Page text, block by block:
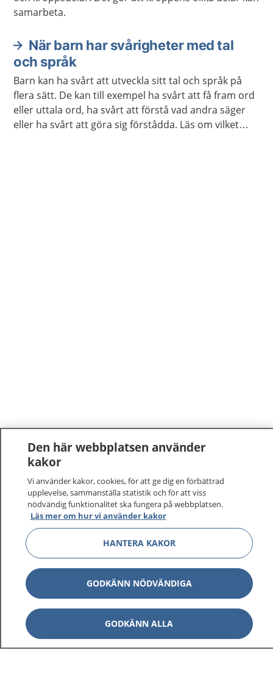
samarbeta.
När barn har svårigheter med tal
och språk
Barn kan ha svårt att utveckla sitt tal och språk på
flera sätt. De kan till exempel ha svårt att få fram ord
eller uttala ord, ha svårt att förstå vad andra säger
eller ha svårt att göra sig förstådda. Läs om vilket
Den här webbplatsen använder
kakor
Vi använder kakor, cookies, för att ge dig en förbättrad
upplevelse, sammanställa statistik och för att viss
nödvändig funktionalitet ska fungera på webbplatsen.
Läs mer om hur vi använder kakor
HANTERA KAKOR
GODKÄNN NÖDVÄNDIGA
GODKÄNN ALLA